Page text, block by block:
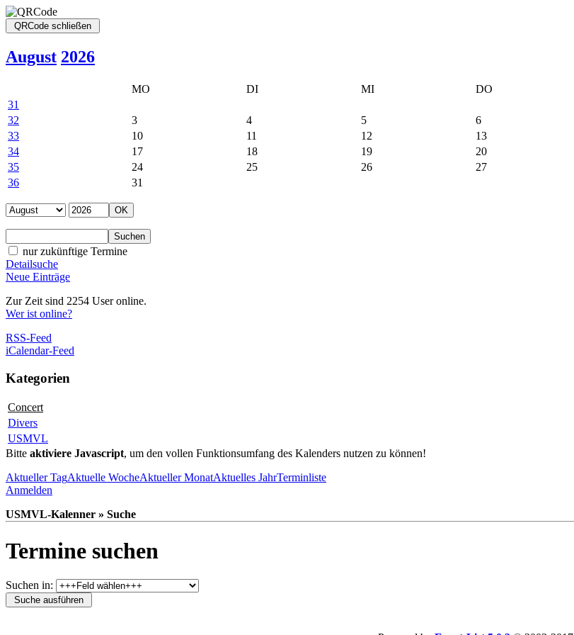
August 2026
MO DI MI DO
31
32
3 4 5 6
33
10 11 12 13
34
17 18 19 20
35
24 25 26 27
36
31
nur zukünftige Termine
Detailsuche
Neue Einträge
Zur Zeit sind 2254 User online.
Wer ist online?
RSS-Feed
iCalendar-Feed
Kategorien
Concert
Divers
USMVL
Bitte aktiviere Javascript, um den vollen Funktionsumfang des Kalenders nutzen zu können!
Aktueller TagAktuelle WocheAktueller MonatAktuelles JahrTerminliste
Anmelden
USMVL-Kalenner » Suche
Termine suchen
Suchen in: